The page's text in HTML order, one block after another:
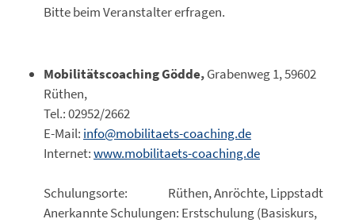
Bitte beim Veranstalter erfragen.
Mobilitätscoaching Gödde,Grabenweg 1, 59602
Rüthen,
Tel.: 02952/2662
E-Mail: info@mobilitaets-coaching.de
Internet:www.mobilitaets-coaching.de
Schulungsorte: Rüthen, Anröchte, Lippstadt
Anerkannte Schulungen: Erstschulung (Basiskurs,